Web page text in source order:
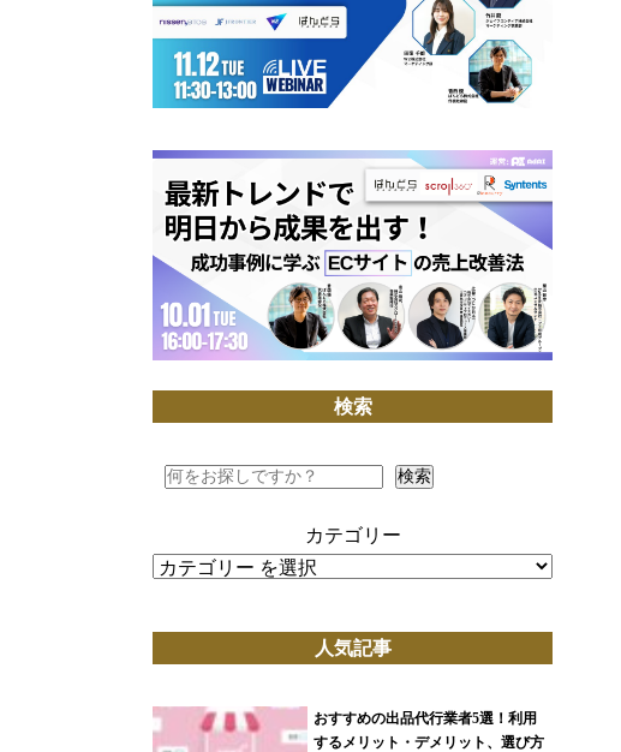
検索
検索 検索
カテゴリー
人気記事
おすすめの出品代行業者5選！利用
するメリット・デメリット、選び方